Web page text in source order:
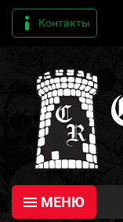
Контакты
МЕНЮ